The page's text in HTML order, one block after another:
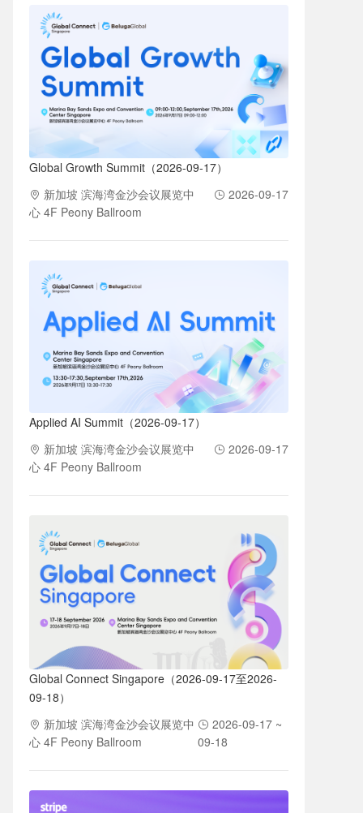
Global Growth Summit（2026-09-17）
新加坡 滨海湾金沙会议展览中
心 4F Peony Ballroom
2026-09-17
Applied AI Summit（2026-09-17）
新加坡 滨海湾金沙会议展览中
心 4F Peony Ballroom
2026-09-17
Global Connect Singapore（2026-09-17至2026-
09-18）
新加坡 滨海湾金沙会议展览中
心 4F Peony Ballroom
2026-09-17 ~
09-18